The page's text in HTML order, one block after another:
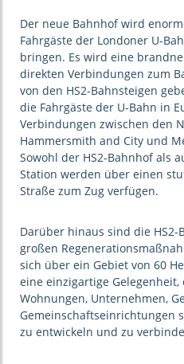
Der neue Bahnhof wird
Fahrgäste der Londoner U-
bringen. Es wird eine
direkten Verbindungen zum
von den HS2-Bahnsteigen
die Fahrgäste der U-Bahn in
Verbindungen zwischen den
Hammersmith and City und
Sowohl der HS2-Bahnhof als
Station werden über einen
Straße zum Zug verfügen.
Darüber hinaus sind die
großen
sich über ein Gebiet von 60
eine einzigartige
Wohnungen, Unternehmen,
Gemeinschaftseinrichtungen
zu entwickeln und zu